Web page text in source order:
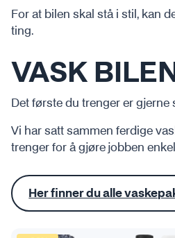
For at bilen skal stå i stil, kan
ting.
VASK BILEN
Det første du trenger er
Vi har satt sammen ferdige
trenger for å gjøre jobben
Her finner du alle